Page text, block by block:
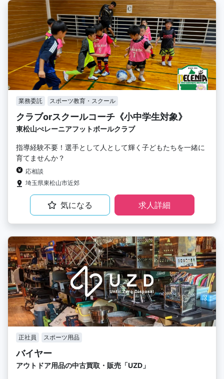
業務委託 スポーツ教育・スクール
クラブorスクールコーチ《小中学生対象》
東松山ぺレーニアフットボールクラブ
指導経験不要！選手として人として輝く子どもたちを一緒に
育てませんか？
応相談
埼玉県東松山市近郊
気になる 求人詳細
正社員 スポーツ用品
バイヤー
アウトドア用品の中古買取・販売「UZD」